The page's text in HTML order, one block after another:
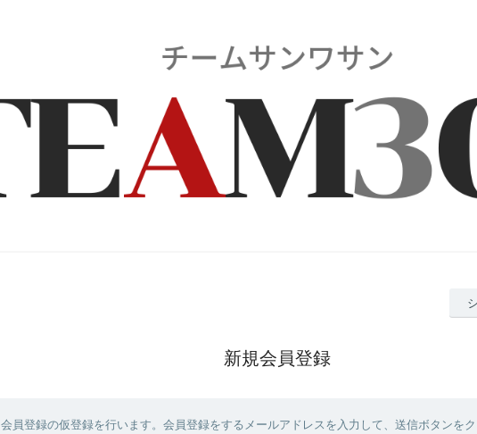
新規会員登録
会員登録の仮登録を行います。会員登録をするメールアドレスを入力して、送信ボタンをク